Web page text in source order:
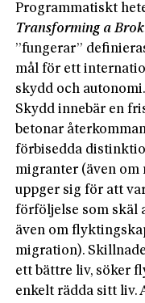
Programmatiskt
Transforming a
”fungerar”
mål för ett
skydd och autonomi.
Skydd innebär en
betonar
förbisedda
migranter (även om
uppger sig för att
förföljelse som skäl
även om
migration).
ett bättre liv, söker
enkelt rädda sitt liv.